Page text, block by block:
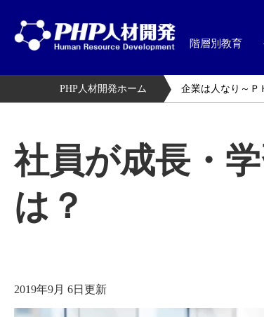
階層別教育
PHP人材開発ホーム 企業は人なり～Ｐ
社員が成長・
は？
2019年9月 6日更新